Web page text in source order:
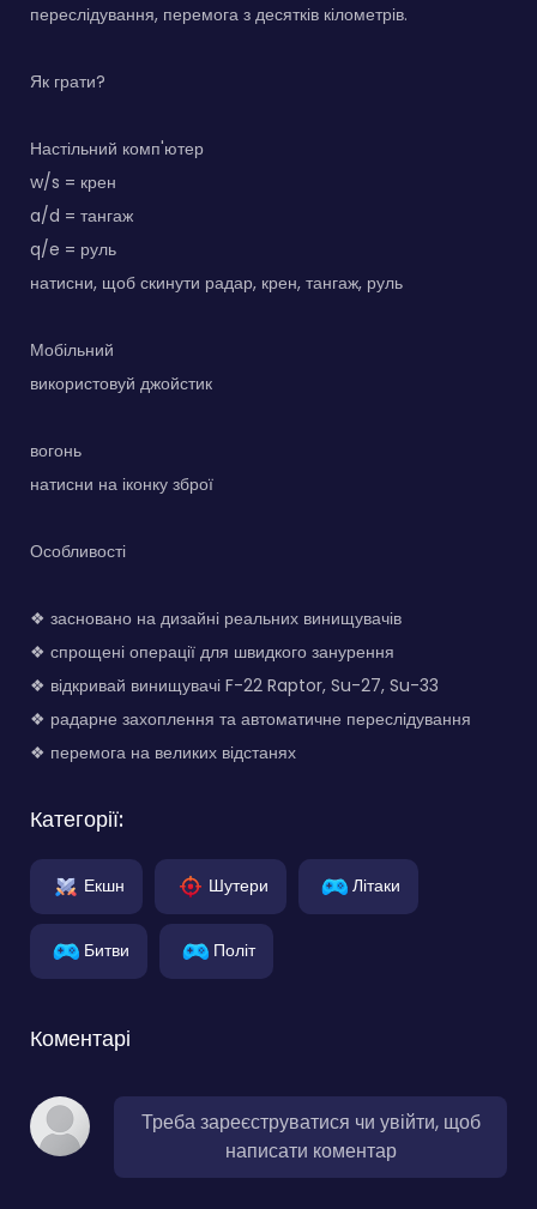
переслідування, перемога з десятків кілометрів.
Як грати?
Настільний комп'ютер
w/s = крен
a/d = тангаж
q/e = руль
натисни, щоб скинути радар, крен, тангаж, руль
Мобільний
використовуй джойстик
вогонь
натисни на іконку зброї
Особливості
❖ засновано на дизайні реальних винищувачів
❖ спрощені операції для швидкого занурення
❖ відкривай винищувачі F-22 Raptor, Su-27, Su-33
❖ радарне захоплення та автоматичне переслідування
❖ перемога на великих відстанях
Категорії:
Екшн Шутери Літаки
Битви Політ
Коментарі
Треба зареєструватися чи увійти, щоб
написати коментар